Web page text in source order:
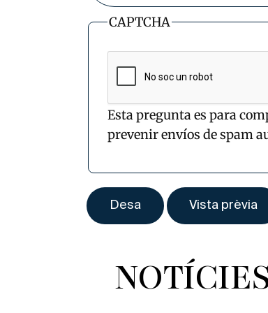
CAPTCHA
Esta pregunta es para
prevenir envíos de spam